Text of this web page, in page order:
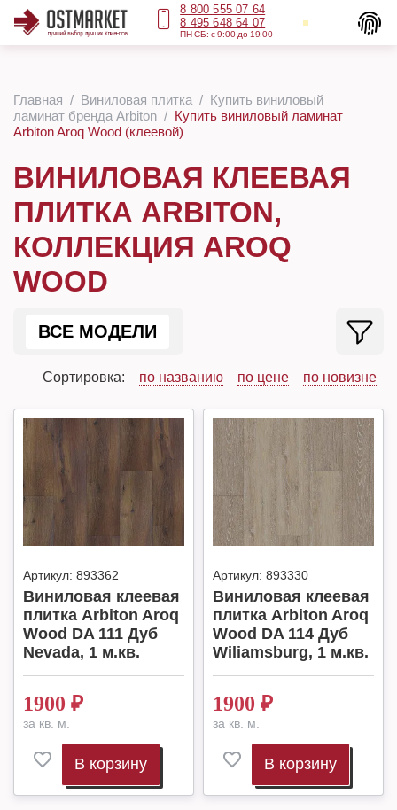
8 800 555 07 64
8 495 648 64 07
ПН-СБ: с 9:00 до 19:00
Главная Виниловая плитка
Купить виниловый
ламинат бренда Arbiton
Купить виниловый ламинат
Arbiton Aroq Wood (клеевой)
ВИНИЛОВАЯ КЛЕЕВАЯ
ПЛИТКА ARBITON,
КОЛЛЕКЦИЯ AROQ
WOOD
ВСЕ МОДЕЛИ
Сортировка: по названию по цене по новизне
Артикул: 893362
Виниловая клеевая
плитка Arbiton Aroq
Wood DA 111 Дуб
Nevada, 1 м.кв.
1900 ₽
за кв. м.
В корзину
Артикул: 893330
Виниловая клеевая
плитка Arbiton Aroq
Wood DA 114 Дуб
Wiliamsburg, 1 м.кв.
1900 ₽
за кв. м.
В корзину